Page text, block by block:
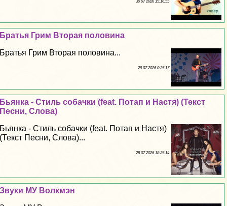
30 07 2026 15:16:55
Братья Грим Вторая половина
Братья Грим Вторая половина...
29 07 2026 0:25:17
Бьянка - Стиль собачки (feat. Потап и Настя) (Текст
Песни, Слова)
Бьянка - Стиль собачки (feat. Потап и Настя)
(Текст Песни, Слова)...
28 07 2026 18:35:14
Звуки МУ Волкмэн